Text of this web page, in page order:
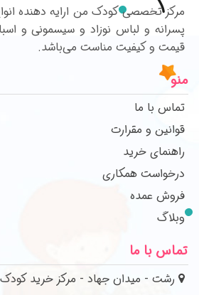
مرکز تخصصی کودک من ارایه دهنده
پسرانه و لباس نوزاد و سیسمونی و
قیمت و کیفیت مناست می‌باشد.
منو
تماس با ما
قوانین و مقرارت
راهنمای خرید
درخواست همکاری
فروش عمده
وبلاگ
تماس با ما
رشت - میدان جهاد - مرکز خرید